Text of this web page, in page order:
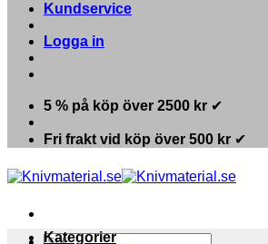
Kundservice
Logga in
5 % på köp över 2500 kr ✔
Fri frakt vid köp över 500 kr ✔
Sök
Kategorier